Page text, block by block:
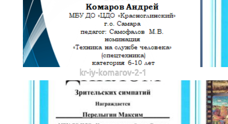
kr-iy-komarov-2-1